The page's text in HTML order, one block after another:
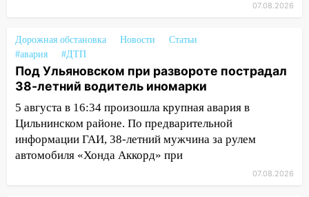
09:52
Ночью беспилотники сбили над
соседними Татарстаном и Саратовской
областью
09:41 Диана Шурыгина уверовала в
Бога в СИЗО
09:35 В Ульяновске директора фирмы
будут судить за неуплату налогов на 48
07.08.2026
Дорожная обстановка Новости
Статьи
#авария
#ДТП
Под Ульяновском при развороте пострадал
38-летний водитель иномарки
5 августа в 16:34 произошла крупная авария в
Цильнинском районе. По предварительной
информации ГАИ, 38-летний мужчина за рулем
автомобиля «Хонда Аккорд» при
07.08.2026